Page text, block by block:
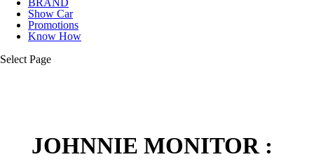
Show Car
Promotions
Know How
Select Page
JOHNNIE MONITOR :